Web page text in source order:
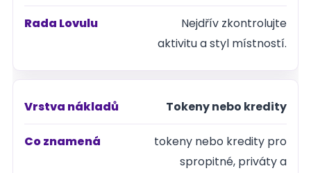
Nejdřív zkontrolujte
aktivitu a styl místností.
Tokeny nebo kredity
tokeny nebo kredity pro
spropitné, priváty a